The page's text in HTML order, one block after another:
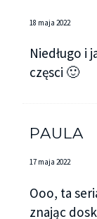
18 maja 2022
Niedługo i
częsci 🙂
PAULA
17 maja 2022
Ooo, ta
znając